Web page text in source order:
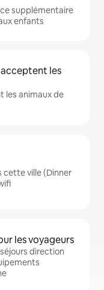
supplémentaire
enfants
les
les animaux de
cette ville (Dinner
les voyageurs
direction